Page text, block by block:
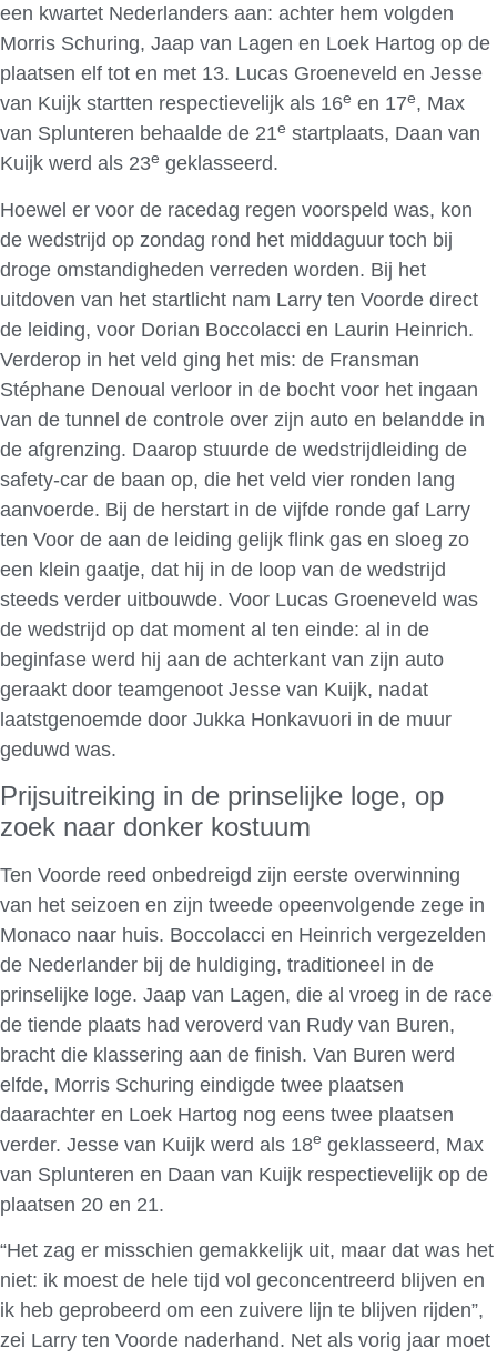
een kwartet Nederlanders aan: achter hem volgden
Morris Schuring, Jaap van Lagen en Loek Hartog op de
plaatsen elf tot en met 13. Lucas Groeneveld en Jesse
van Kuijk startten respectievelijk als 16e en 17e, Max
van Splunteren behaalde de 21e startplaats, Daan van
Kuijk werd als 23e geklasseerd.
Hoewel er voor de racedag regen voorspeld was, kon
de wedstrijd op zondag rond het middaguur toch bij
droge omstandigheden verreden worden. Bij het
uitdoven van het startlicht nam Larry ten Voorde direct
de leiding, voor Dorian Boccolacci en Laurin Heinrich.
Verderop in het veld ging het mis: de Fransman
Stéphane Denoual verloor in de bocht voor het ingaan
van de tunnel de controle over zijn auto en belandde in
de afgrenzing. Daarop stuurde de wedstrijdleiding de
safety-car de baan op, die het veld vier ronden lang
aanvoerde. Bij de herstart in de vijfde ronde gaf Larry
ten Voor de aan de leiding gelijk flink gas en sloeg zo
een klein gaatje, dat hij in de loop van de wedstrijd
steeds verder uitbouwde. Voor Lucas Groeneveld was
de wedstrijd op dat moment al ten einde: al in de
beginfase werd hij aan de achterkant van zijn auto
geraakt door teamgenoot Jesse van Kuijk, nadat
laatstgenoemde door Jukka Honkavuori in de muur
geduwd was.
Prijsuitreiking in de prinselijke loge, op
zoek naar donker kostuum
Ten Voorde reed onbedreigd zijn eerste overwinning
van het seizoen en zijn tweede opeenvolgende zege in
Monaco naar huis. Boccolacci en Heinrich vergezelden
de Nederlander bij de huldiging, traditioneel in de
prinselijke loge. Jaap van Lagen, die al vroeg in de race
de tiende plaats had veroverd van Rudy van Buren,
bracht die klassering aan de finish. Van Buren werd
elfde, Morris Schuring eindigde twee plaatsen
daarachter en Loek Hartog nog eens twee plaatsen
verder. Jesse van Kuijk werd als 18e geklasseerd, Max
van Splunteren en Daan van Kuijk respectievelijk op de
plaatsen 20 en 21.
“Het zag er misschien gemakkelijk uit, maar dat was het
niet: ik moest de hele tijd vol geconcentreerd blijven en
ik heb geprobeerd om een zuivere lijn te blijven rijden”,
zei Larry ten Voorde naderhand. Net als vorig jaar moet